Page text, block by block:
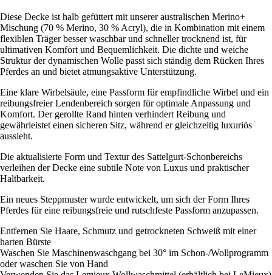
Diese Decke ist halb gefüttert mit unserer australischen Merino+
Mischung (70 % Merino, 30 % Acryl), die in Kombination mit einem
flexiblen Träger besser waschbar und schneller trocknend ist, für
ultimativen Komfort und Bequemlichkeit. Die dichte und weiche
Struktur der dynamischen Wolle passt sich ständig dem Rücken Ihres
Pferdes an und bietet atmungsaktive Unterstützung.
Eine klare Wirbelsäule, eine Passform für empfindliche Wirbel und ein
reibungsfreier Lendenbereich sorgen für optimale Anpassung und
Komfort. Der gerollte Rand hinten verhindert Reibung und
gewährleistet einen sicheren Sitz, während er gleichzeitig luxuriös
aussieht.
Die aktualisierte Form und Textur des Sattelgurt-Schonbereichs
verleihen der Decke eine subtile Note von Luxus und praktischer
Haltbarkeit.
Ein neues Steppmuster wurde entwickelt, um sich der Form Ihres
Pferdes für eine reibungsfreie und rutschfeste Passform anzupassen.
Entfernen Sie Haare, Schmutz und getrockneten Schweiß mit einer
harten Bürste
Waschen Sie Maschinenwaschgang bei 30° im Schon-/Wollprogramm
oder waschen Sie von Hand